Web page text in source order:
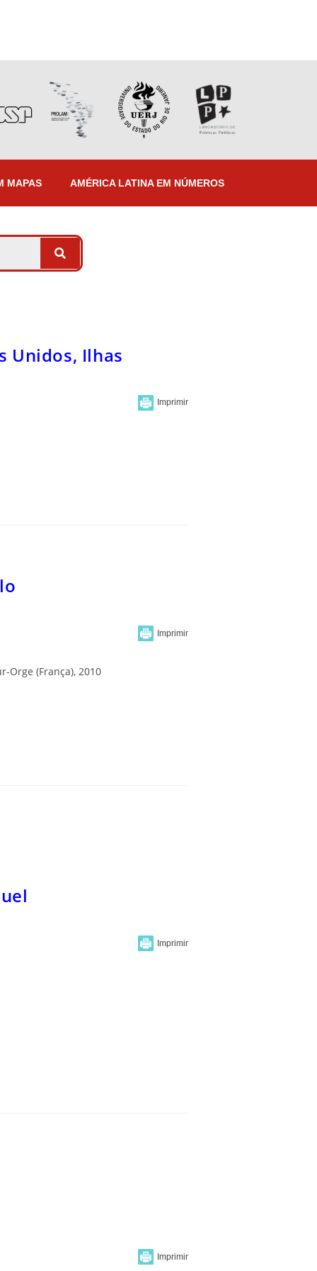
MAPAS AMÉRICA LATINA EM NÚMEROS
Unidos, Ilhas
Orge (França), 2010